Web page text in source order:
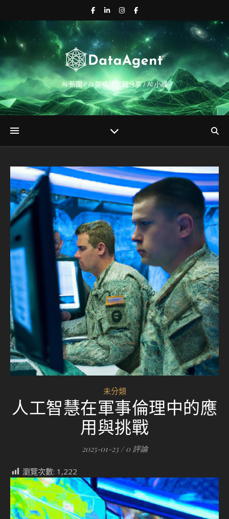
AI 新聞 / AI 架構師實戰分享 / AI 小課
未分類
人工智慧在軍事倫理中的應
用與挑戰
2025-01-23 / 0 評論
瀏覽次數: 1,222